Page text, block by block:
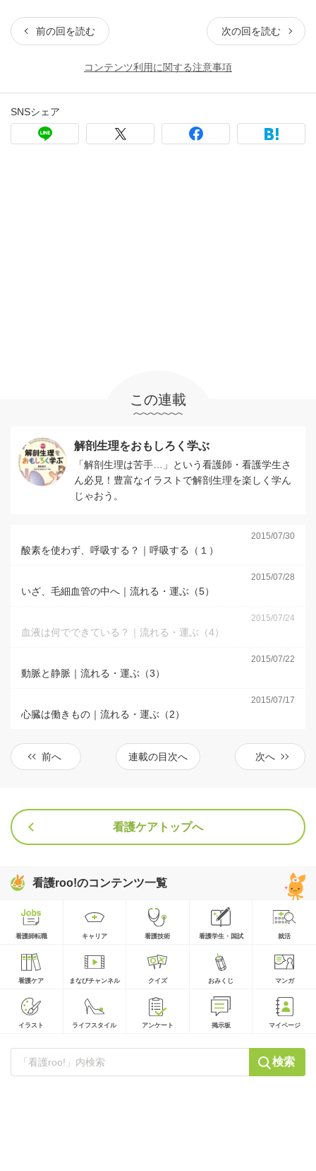
前の回を読む 次の回を読む
コンテンツ利用に関する注意事項
SNSシェア
この連載
解剖生理をおもしろく学ぶ
「解剖生理は苦手…」という看護師・看護学生さ
ん必見！豊富なイラストで解剖生理を楽しく学ん
じゃおう。
2015/07/30
酸素を使わず、呼吸する？｜呼吸する（１）
2015/07/28
いざ、毛細血管の中へ｜流れる・運ぶ（5）
2015/07/24
血液は何でできている？｜流れる・運ぶ（4）
2015/07/22
動脈と静脈｜流れる・運ぶ（3）
2015/07/17
心臓は働きもの｜流れる・運ぶ（2）
前へ 連載の目次へ 次へ
看護ケアトップへ
看護roo!のコンテンツ一覧
看護師転職 キャリア 看護技術 看護学生・国試 就活
看護ケア まなびチャンネル クイズ おみくじ マンガ
イラスト ライフスタイル アンケート 掲示板 マイページ
検索